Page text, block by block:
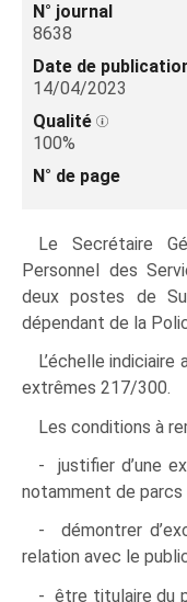
N° journal
8638
Date de
14/04/2023
Qualité
100%
N° de page
Le Secrétaire
Personnel des
deux postes de
dépendant de la
L’échelle
extrêmes 217/300.
Les conditions à
- justifier d’une
notamment de parcs
- démontrer
relation avec le
- être titulaire du